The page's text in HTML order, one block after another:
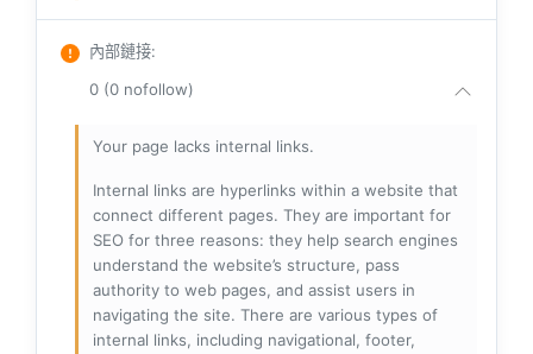
內部鏈接:
0 (0 nofollow)
Your page lacks internal links.
Internal links are hyperlinks within a website that
connect different pages. They are important for
SEO for three reasons: they help search engines
understand the website’s structure, pass
authority to web pages, and assist users in
navigating the site. There are various types of
internal links, including navigational, footer,